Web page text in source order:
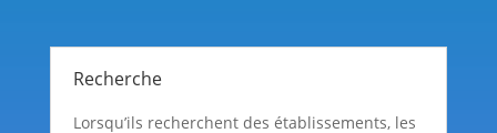
Recherche
Lorsqu’ils recherchent des établissements, les